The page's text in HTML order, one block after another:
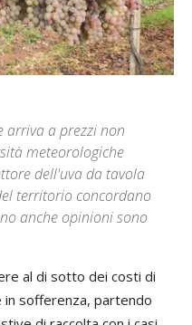
arriva a prezzi non
meteorologiche
dell'uva da tavola
territorio concordano
anche opinioni sono
al di sotto dei costi di
sofferenza, partendo